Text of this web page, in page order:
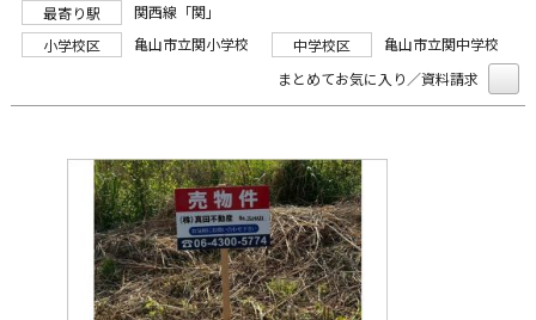
最寄り駅
関西線「関」
小学校区
亀山市立関小学校 中学校区
亀山市立関中学校
まとめてお気に入り／資料請求